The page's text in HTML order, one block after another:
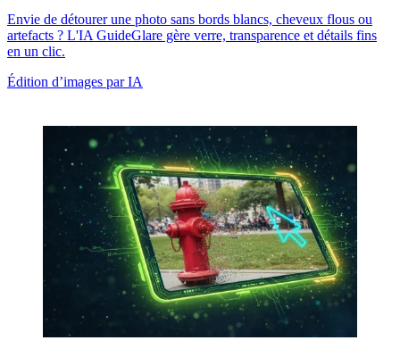
Envie de détourer une photo sans bords blancs, cheveux flous ou
artefacts ? L'IA GuideGlare gère verre, transparence et détails fins
en un clic.
Édition d’images par IA